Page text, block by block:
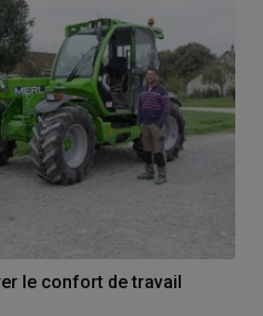
le confort de travail